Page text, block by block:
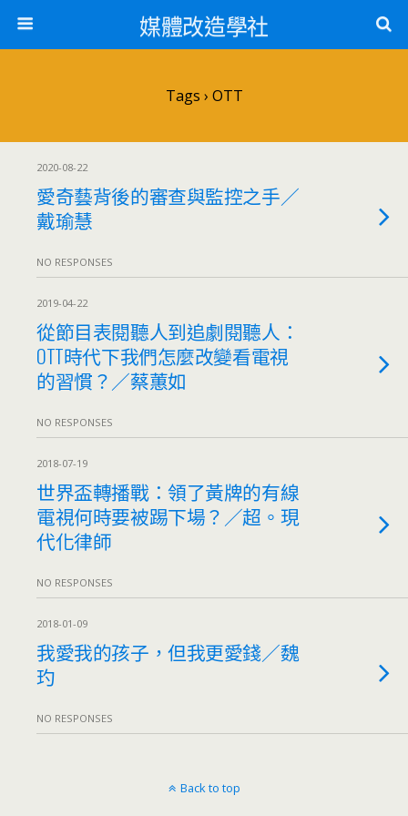
媒體改造學社
Tags › OTT
2020-08-22
愛奇藝背後的審查與監控之手／
戴瑜慧
NO RESPONSES
2019-04-22
從節目表閱聽人到追劇閱聽人：
OTT時代下我們怎麼改變看電視
的習慣？／蔡蕙如
NO RESPONSES
2018-07-19
世界盃轉播戰：領了黃牌的有線
電視何時要被踢下場？／超。現
代化律師
NO RESPONSES
2018-01-09
我愛我的孩子，但我更愛錢／魏
玓
NO RESPONSES
Back to top